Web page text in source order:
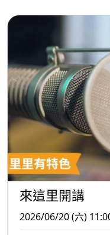
里長 共同推動的食
來這里開講
2026/06/20 (六)